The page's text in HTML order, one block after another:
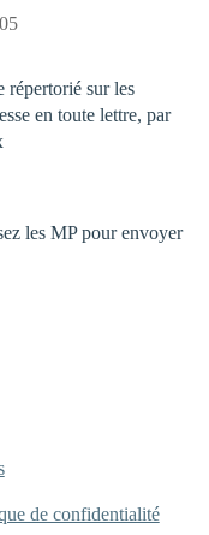
répertorié sur les
en toute lettre, par
les MP pour envoyer
de confidentialité